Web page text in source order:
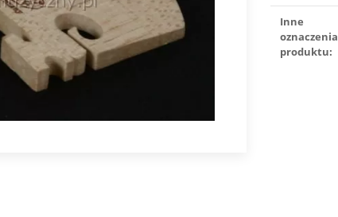
Inne
oznaczenia
produktu: